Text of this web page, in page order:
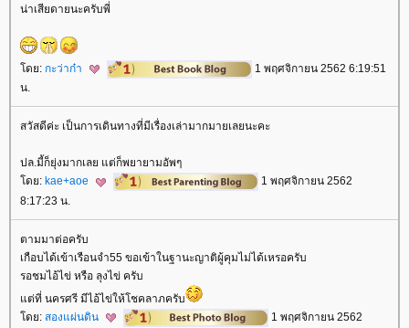
น่าเสียดายนะครับพี่
ดย: กะว่าก๋า
1 พฤศจิกายน 2562 6:19:51
น.
สวัสดีค่ะ เป็นการเดินทางที่มีเรื่องเล่ามากมายเลยนะคะ
ปล.มี้ก็ยุ่งมากเลย แต่ก็พยายามอัพๆ
ดย: kae+aoe
1 พฤศจิกายน 2562
8:17:23 น.
ตามมาต่อครับ
เกือบได้เข้าเรือนจำ55 ขอเข้าในฐานะญาติผู้คุมไม่ได้เหรอครับ
รอชมไอ้ไข่ หรือ ลุงไข่ ครับ
ต่ที่ นครศรี มีไอ้ไข่ให้โชคลาภครับ
ดย: สองแผ่นดิน
1 พฤศจิกายน 2562